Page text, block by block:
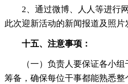
2、通过微博、人人等进行网
此次迎新活动的新闻报道及照片
十五、注意事项：
（一）负责人要保证各小组
筹备，确保每位干事都能熟悉